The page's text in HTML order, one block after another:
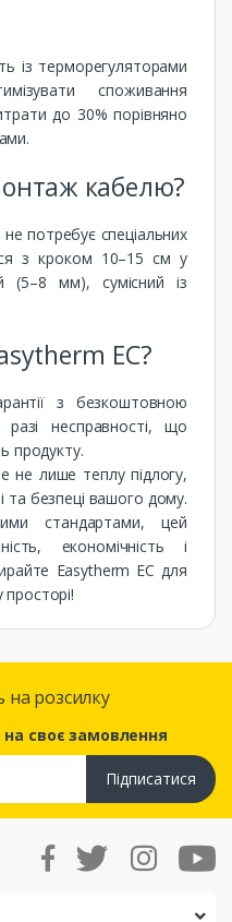
із терморегуляторами
споживання
до 30% порівняно
кабелю?
потребує спеціальних
з кроком 10–15 см у
мм), сумісний із
EC?
з безкоштовною
несправності, що
продукту.
не лише теплу підлогу,
та безпеці вашого дому.
стандартами, цей
економічність і
Easytherm EC для
на розсилку
на своє замовлення
Підписатися